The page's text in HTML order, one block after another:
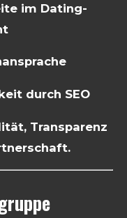
im Dating-
durch SEO
Transparenz